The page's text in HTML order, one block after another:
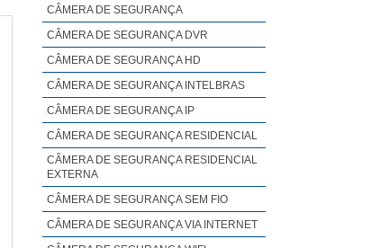
CÂMERA DE SEGURANÇA
CÂMERA DE SEGURANÇA DVR
CÂMERA DE SEGURANÇA HD
CÂMERA DE SEGURANÇA INTELBRAS
CÂMERA DE SEGURANÇA IP
CÂMERA DE SEGURANÇA RESIDENCIAL
CÂMERA DE SEGURANÇA RESIDENCIAL
EXTERNA
CÂMERA DE SEGURANÇA SEM FIO
CÂMERA DE SEGURANÇA VIA INTERNET